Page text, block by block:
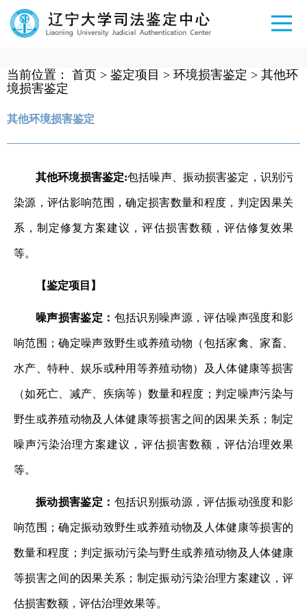
当前位置： 首页 > 鉴定项目 > 环境损害鉴定 > 其他环
境损害鉴定
其他环境损害鉴定
其他环境损害鉴定:包括噪声、振动损害鉴定，识别污
染源，评估影响范围，确定损害数量和程度，判定因果关
系，制定修复方案建议，评估损害数额，评估修复效果
等。
【鉴定项目】
噪声损害鉴定： 包括识别噪声源，评估噪声强度和影
响范围；确定噪声致野生或养殖动物（包括家禽、家畜、
水产、特种、娱乐或种用等养殖动物）及人体健康等损害
（如死亡、减产、疾病等）数量和程度；判定噪声污染与
野生或养殖动物及人体健康等损害之间的因果关系；制定
噪声污染治理方案建议，评估损害数额，评估治理效果
等。
振动损害鉴定： 包括识别振动源，评估振动强度和影
响范围；确定振动致野生或养殖动物及人体健康等损害的
数量和程度；判定振动污染与野生或养殖动物及人体健康
等损害之间的因果关系；制定振动污染治理方案建议，评
估损害数额，评估治理效果等。